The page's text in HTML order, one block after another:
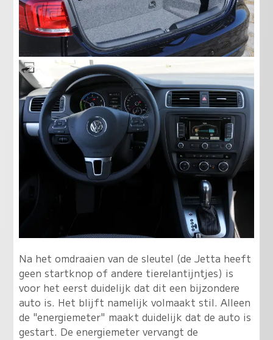
Na het omdraaien van de sleutel (de Jetta heeft
geen startknop of andere tierelantijntjes) is
voor het eerst duidelijk dat dit een bijzondere
auto is. Het blijft namelijk volmaakt stil. Alleen
de "energiemeter" maakt duidelijk dat de auto is
gestart. De energiemeter vervangt de